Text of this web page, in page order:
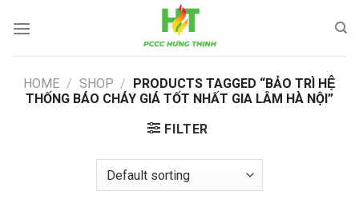
HOME / SHOP / PRODUCTS TAGGED “BẢO TRÌ HỆ
THỐNG BÁO CHÁY GIÁ TỐT NHẤT GIA LÂM HÀ NỘI”
FILTER